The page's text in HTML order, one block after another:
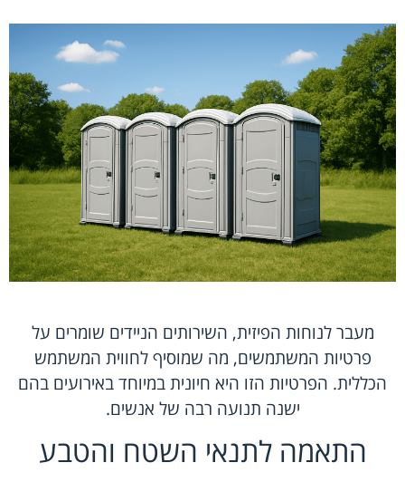
מעבר לנוחות הפיזית, השירותים הניידים שומרים על
פרטיות המשתמשים, מה שמוסיף לחווית המשתמש
הכללית. הפרטיות הזו היא חיונית במיוחד באירועים בהם
ישנה תנועה רבה של אנשים.
התאמה לתנאי השטח והטבע